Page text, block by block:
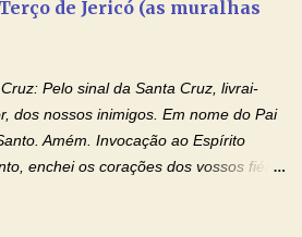
de Jericó (as muralhas
Pelo sinal da Santa Cruz, livrai-
dos nossos inimigos. Em nome do Pai
Amém. Invocação ao Espírito
enchei os corações dos vossos fiéis